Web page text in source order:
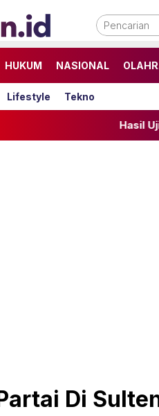
HUKUM NASIONAL
Lifestyle Tekno
Hasil Uji Coba Inter
Di